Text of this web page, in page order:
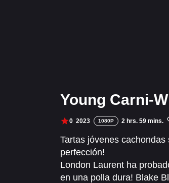
Young Carni-
0 2023 1080P 2 hrs. 59 mins.
Tartas jóvenes
perfección!
London Laurent ha
en una polla dura! Blake